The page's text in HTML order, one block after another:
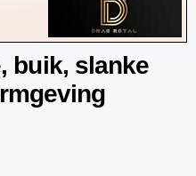
buik, slanke